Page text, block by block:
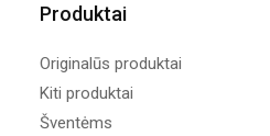
Produktai
Originalūs produktai
Kiti produktai
Šventėms